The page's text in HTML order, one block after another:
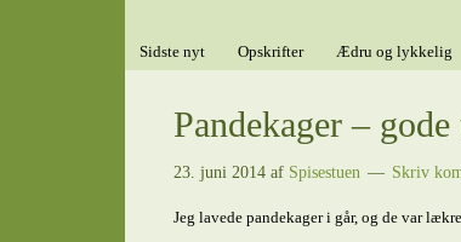
Sidste nyt Opskrifter Ædru og lykkelig
Pandekager –
23. juni 2014af Spisestuen Skriv
Jeg lavede pandekager i går, og de var